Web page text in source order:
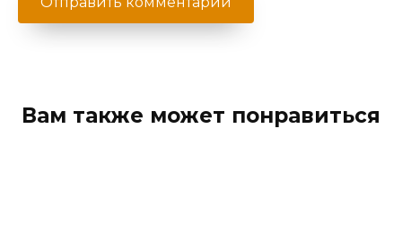
Вам также может понравиться